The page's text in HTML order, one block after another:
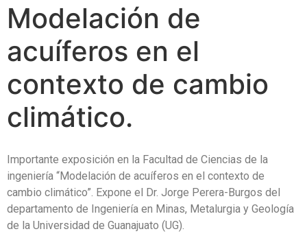
Modelación de
acuíferos en el
contexto de cambio
climático.
Importante exposición en la Facultad de Ciencias de la
ingeniería “Modelación de acuíferos en el contexto de
cambio climático”. Expone el Dr. Jorge Perera-Burgos del
departamento de Ingeniería en Minas, Metalurgia y Geología
de la Universidad de Guanajuato (UG).